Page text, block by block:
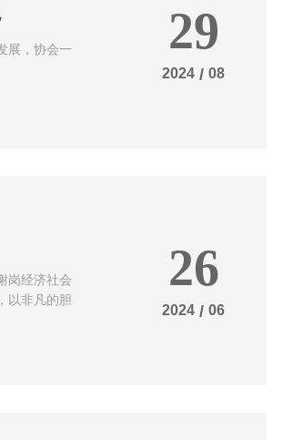
展，协会一
29
2024 / 08
岗经济社会
以非凡的胆
26
2024 / 06